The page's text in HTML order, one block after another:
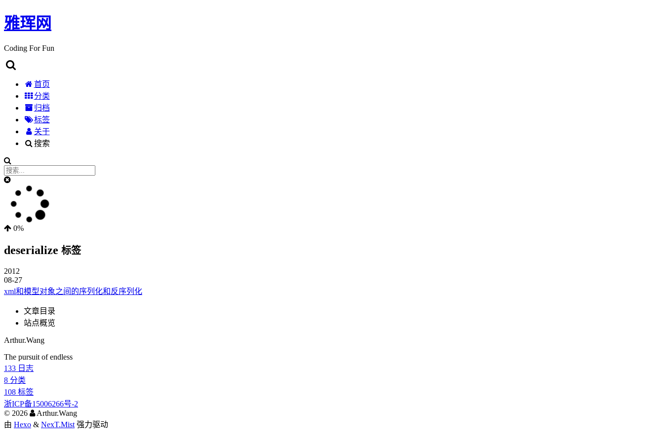
雅珲网
Coding For Fun
首页
分类
归档
标签
关于
搜索
0%
deserialize 标签
2012
08-27
xml和模型对象之间的序列化和反序列化
文章目录
站点概览
Arthur.Wang
The pursuit of endless
133 日志
8 分类
108 标签
浙ICP备15006266号-2
© 2026
Arthur.Wang
由 Hexo & NexT.Mist 强力驱动